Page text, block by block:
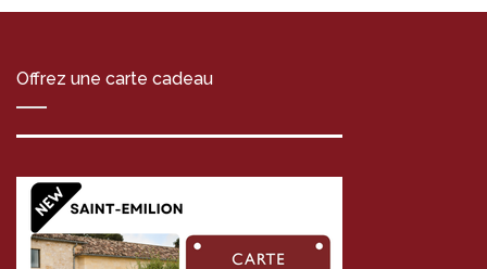
Offrez une carte cadeau